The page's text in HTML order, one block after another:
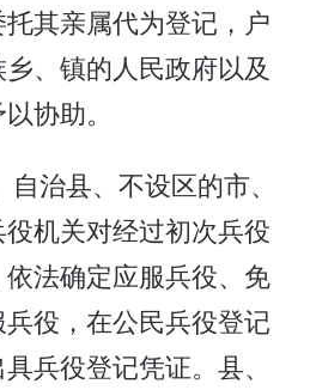
其亲属代为登记，户
、镇的人民政府以及
协助。
治县、不设区的市、
机关对经过初次兵役
法确定应服兵役、免
役，在公民兵役登记
兵役登记凭证。县、